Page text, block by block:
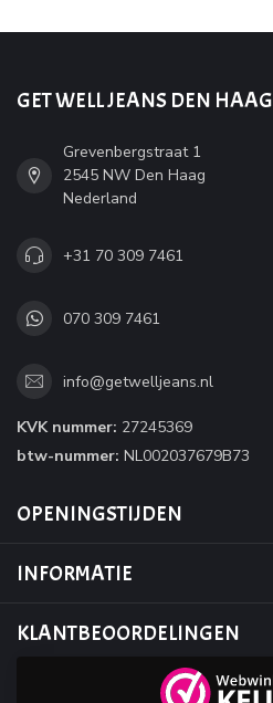
GET WELL JEANS DEN HAAG
Grevenbergstraat 1
2545 NW Den Haag
Nederland
+31 70 309 7461
070 309 7461
info@getwelljeans.nl
KVK nummer: 27245369
btw-nummer: NL002037679B73
OPENINGSTIJDEN
INFORMATIE
KLANTBEOORDELINGEN